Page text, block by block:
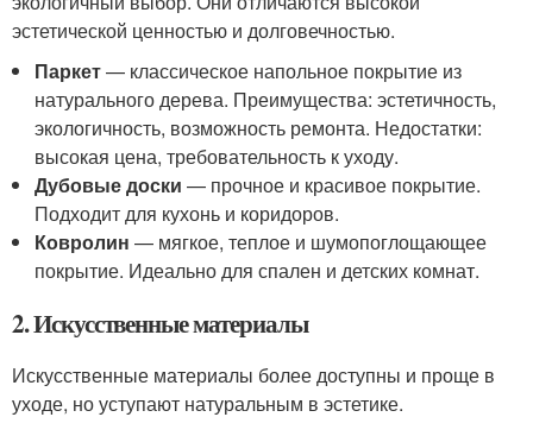
эстетической ценностью и долговечностью.
Паркет— классическое напольное покрытие из
натурального дерева. Преимущества: эстетичность,
экологичность, возможность ремонта. Недостатки:
высокая цена, требовательность к уходу.
Дубовые доски — прочное и красивое покрытие.
Подходит для кухонь и коридоров.
Ковролин — мягкое, теплое и шумопоглощающее
покрытие. Идеально для спален и детских комнат.
2. Искусственные материалы
Искусственные материалы более доступны и проще в
уходе, но уступают натуральным в эстетике.